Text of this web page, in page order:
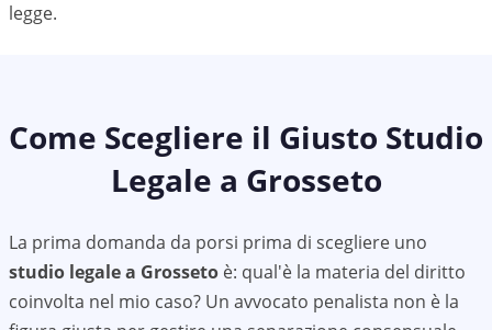
legge.
Come Scegliere il Giusto Studio
Legale a Grosseto
La prima domanda da porsi prima di scegliere uno
studio legale a Grosseto è: qual'è la materia del diritto
coinvolta nel mio caso? Un avvocato penalista non è la